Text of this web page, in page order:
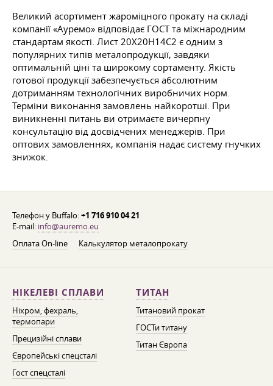
Великий асортимент жароміцного прокату на складі
компанії «Ауремо» відповідає ГОСТ та міжнародним
стандартам якості. Лист 20Х20Н14С2 є одним з
популярних типів металопродукції, завдяки
оптимальній ціні та широкому сортаменту. Якість
готової продукції забезпечується абсолютним
дотриманням технологічних виробничих норм.
Терміни виконання замовлень найкоротші. При
виникненні питань ви отримаєте вичерпну
консультацію від досвідчених менеджерів. При
оптових замовленнях, компанія надає систему гнучких
знижок.
Телефон у Buffalo:+1 716 910 04 21
E-mail: info@auremo.eu
Оплата On-line
Калькулятор металопрокату
НІКЕЛЕВІ СПЛАВИ
Ніхром, фехраль,
термопари
Прецизійні сплави
Європейські спецсталі
Гост спецсталі
ТИТАН
Титановий прокат
ГОСТи титану
Титан Європа